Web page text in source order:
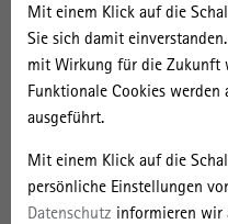
Mit einem Klick auf die
Sie sich damit
mit Wirkung für die Zukunft
Funktionale Cookies
ausgeführt.
Mit einem Klick auf die
persönliche Einstellungen
Datenschutz informieren wir
aktuellen Entwicklungen
Planungspolitik,
städtischen Anpassungen an
der jüngeren Bau- und
der historischen